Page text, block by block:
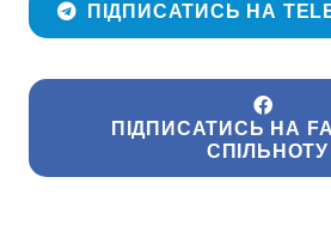
ПІДПИСАТИСЬ НА
ПІДПИСАТИСЬ НА
СПІЛЬНОТУ